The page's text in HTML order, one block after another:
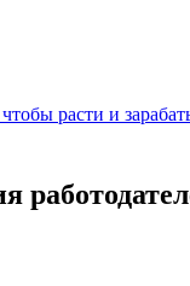
расти и